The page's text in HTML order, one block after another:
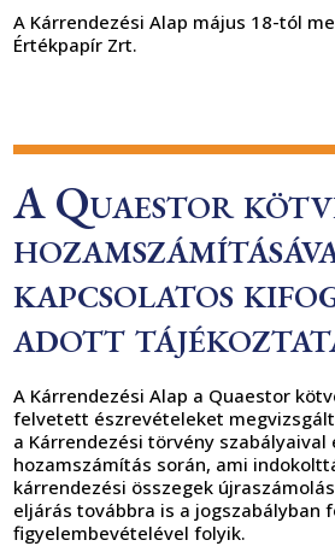
A Kárrendezési Alap május 18-tól
Értékpapír Zrt.
A Quaestor
kapcsolatos
adott
A Kárrendezési Alap a Quaestor
felvetett észrevételeket
a Kárrendezési törvény
hozamszámítás során, ami
kárrendezési összegek
eljárás továbbra is a jogszabályban
figyelembevételével folyik.